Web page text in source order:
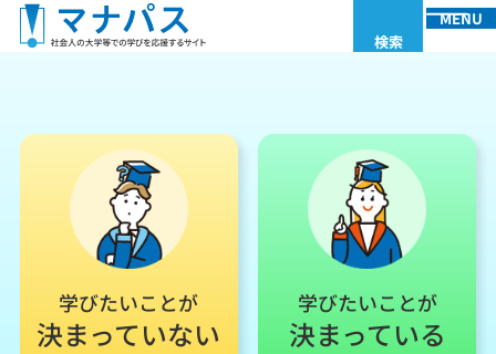
検索
MENU
学びたいことが
決まっていない
学びたいことが
決まっている